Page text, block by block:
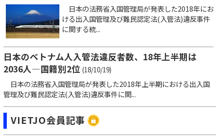
日本の法務省入国管理局が発表した2018年にお
ける出入国管理及び難民認定法(入管法)違反事件
に関する統...
日本のベトナム人入管法違反者数、18年上半期は
2036人―国籍別2位 (18/10/19)
日本の法務省入国管理局が発表した2018年上半期における出入国
管理及び難民認定法(入管法)違反事件に関...
VIETJO会員記事